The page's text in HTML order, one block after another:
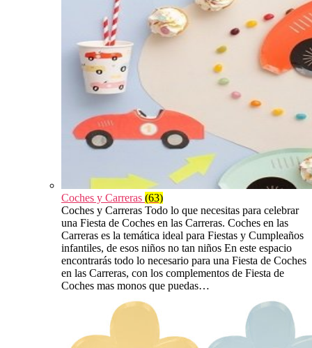
Coches y Carreras (63)
Coches y Carreras Todo lo que necesitas para celebrar
una Fiesta de Coches en las Carreras. Coches en las
Carreras es la temática ideal para Fiestas y Cumpleaños
infantiles, de esos niños no tan niños En este espacio
encontrarás todo lo necesario para una Fiesta de Coches
en las Carreras, con los complementos de Fiesta de
Coches mas monos que puedas…